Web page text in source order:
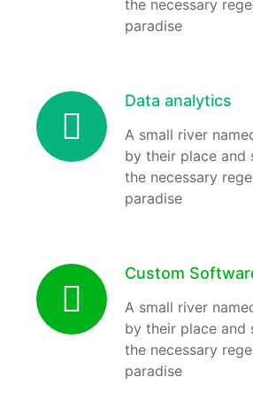
the necessary
paradise
Data analytics
A small river
by their place and
the necessary
paradise
Custom
A small river
by their place and
the necessary
paradise